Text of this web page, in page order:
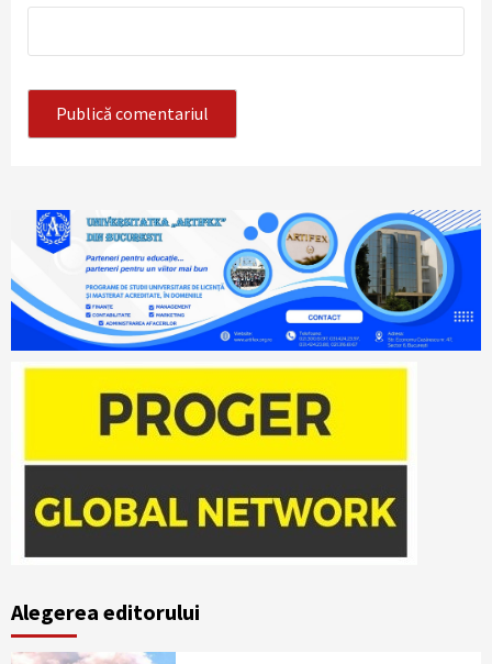
Alegerea editorului